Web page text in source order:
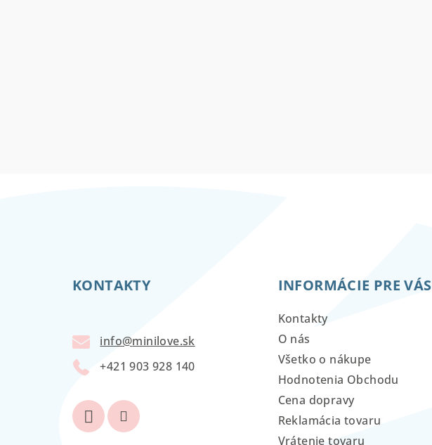
KONTAKTY
info@minilove.sk
+421 903 928 140
INFORMÁCIE PRE VÁS
Kontakty
O nás
Všetko o nákupe
Hodnotenia Obchodu
Cena dopravy
Reklamácia tovaru
Vrátenie tovaru